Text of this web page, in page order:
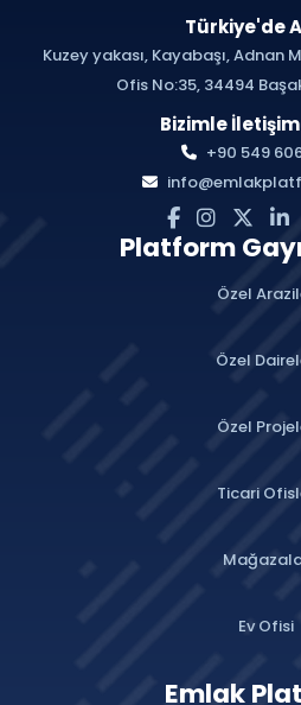
Türkiye'de
Kuzey yakası, Kayabaşı, Adnan
Ofis No:35, 34494
Bizimle
+90 549
Platform
Özel
Özel
Özel
Ticari
Ev Ofisi
Emlak